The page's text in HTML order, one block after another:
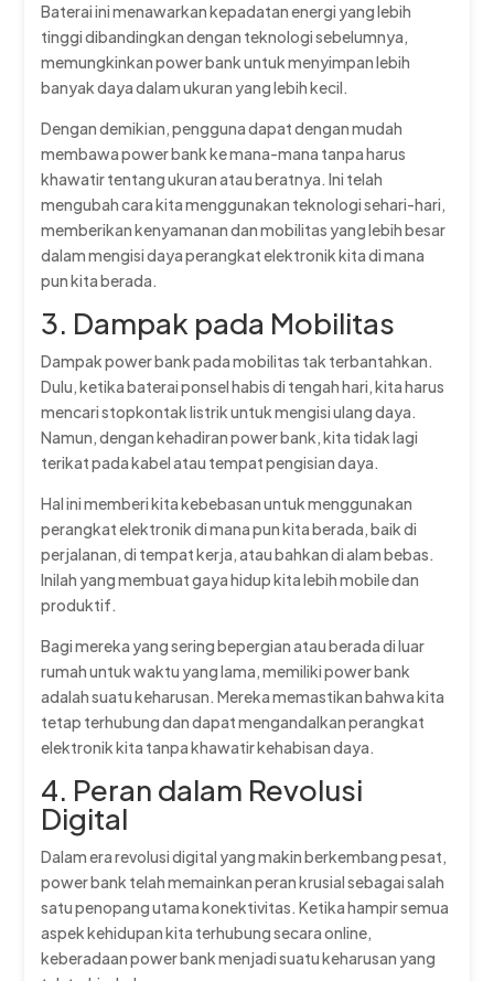
Baterai ini menawarkan kepadatan energi yang lebih
tinggi dibandingkan dengan teknologi sebelumnya,
memungkinkan power bank untuk menyimpan lebih
banyak daya dalam ukuran yang lebih kecil.
Dengan demikian, pengguna dapat dengan mudah
membawa power bank ke mana-mana tanpa harus
khawatir tentang ukuran atau beratnya. Ini telah
mengubah cara kita menggunakan teknologi sehari-hari,
memberikan kenyamanan dan mobilitas yang lebih besar
dalam mengisi daya perangkat elektronik kita di mana
pun kita berada.
3. Dampak pada Mobilitas
Dampak power bank pada mobilitas tak terbantahkan.
Dulu, ketika baterai ponsel habis di tengah hari, kita harus
mencari stopkontak listrik untuk mengisi ulang daya.
Namun, dengan kehadiran power bank, kita tidak lagi
terikat pada kabel atau tempat pengisian daya.
Hal ini memberi kita kebebasan untuk menggunakan
perangkat elektronik di mana pun kita berada, baik di
perjalanan, di tempat kerja, atau bahkan di alam bebas.
Inilah yang membuat gaya hidup kita lebih mobile dan
produktif.
Bagi mereka yang sering bepergian atau berada di luar
rumah untuk waktu yang lama, memiliki power bank
adalah suatu keharusan. Mereka memastikan bahwa kita
tetap terhubung dan dapat mengandalkan perangkat
elektronik kita tanpa khawatir kehabisan daya.
4. Peran dalam Revolusi
Digital
Dalam era revolusi digital yang makin berkembang pesat,
power bank telah memainkan peran krusial sebagai salah
satu penopang utama konektivitas. Ketika hampir semua
aspek kehidupan kita terhubung secara online,
keberadaan power bank menjadi suatu keharusan yang